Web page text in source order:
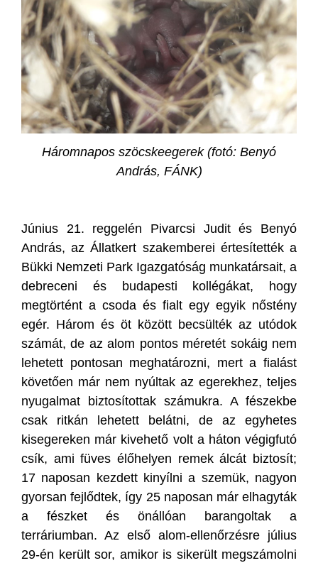
Háromnapos szöcskeegerek (fotó: Benyó
András, FÁNK)
Június 21. reggelén Pivarcsi Judit és Benyó
András, az Állatkert szakemberei értesítették a
Bükki Nemzeti Park Igazgatóság munkatársait, a
debreceni és budapesti kollégákat, hogy
megtörtént a csoda és fialt egy egyik nőstény
egér. Három és öt között becsülték az utódok
számát, de az alom pontos méretét sokáig nem
lehetett pontosan meghatározni, mert a fialást
követően már nem nyúltak az egerekhez, teljes
nyugalmat biztosítottak számukra. A fészekbe
csak ritkán lehetett belátni, de az egyhetes
kisegereken már kivehető volt a háton végigfutó
csík, ami füves élőhelyen remek álcát biztosít;
17 naposan kezdett kinyílni a szemük, nagyon
gyorsan fejlődtek, így 25 naposan már elhagyták
a fészket és önállóan barangoltak a
terráriumban. Az első alom-ellenőrzésre július
29-én került sor, amikor is sikerült megszámolni